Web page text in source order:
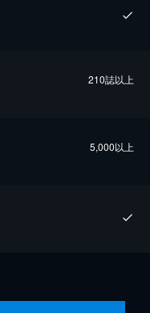
210誌以上
5,000以上